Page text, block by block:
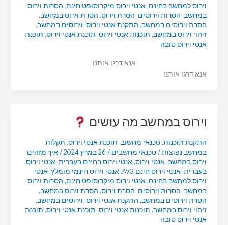
וירוס למחשב בחינם, אנטי וירוס מיקרוסופט חינם, הסרות וירוס
במחשב, הסרות וירוסים, הסרת וירוס, הסרת וירוס במחשב,
הסרת וירוסים במחשב, התקנת אנטי וירוס, וירוסים במחשב,
זיהוי וירוס במחשב, תוכנות אנטי וירוס, תוכנת אנטי וירוס, תוכנת
אנטי וירוס טובה
אנא דרגו אותנו
אנא דרגו אותנו
וירוס במחשב מה עושים
התקנת תוכנות, טכנאי מחשוב, תוכנת אנטי וירוס, תקלות
במחשב נפוצות/טכנאי מחשבים / 26 במרץ 2024 /איך מזהים
וירוס במחשב, אנטי וירוס, אנטי וירוס בחינם בעברית, אנטי וירוס
בעברית, אנטי וירוס חינם AVG , אנטי וירוס חינמי מומלץ, אנטי
וירוס למחשב בחינם, אנטי וירוס מיקרוסופט חינם, הסרות וירוס
במחשב, הסרות וירוסים, הסרת וירוס, הסרת וירוס במחשב,
הסרת וירוסים במחשב, התקנת אנטי וירוס, וירוסים במחשב,
זיהוי וירוס במחשב, תוכנות אנטי וירוס, תוכנת אנטי וירוס, תוכנת
אנטי וירוס טובה